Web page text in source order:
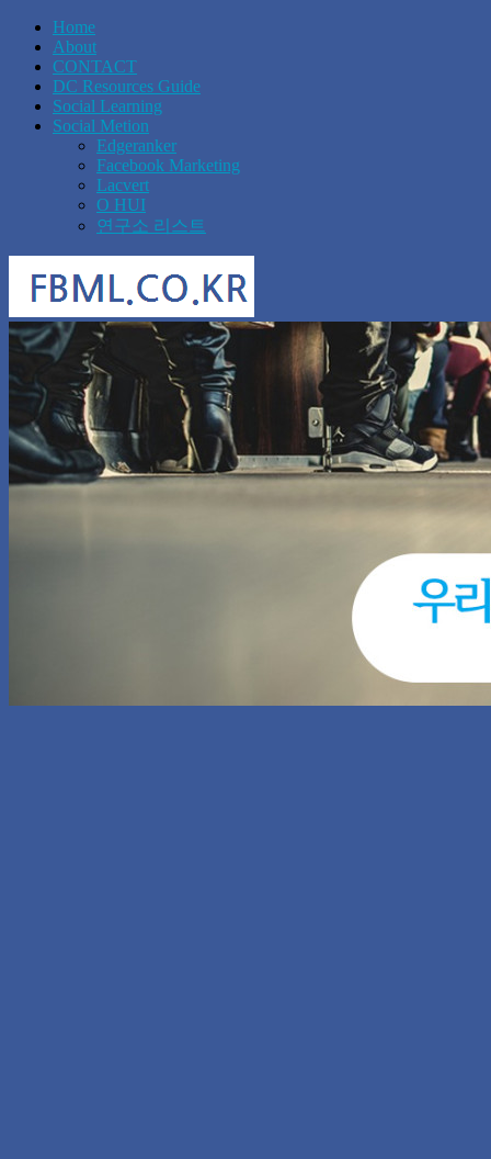
Home
About
CONTACT
DC Resources Guide
Social Learning
Social Metion
Edgeranker
Facebook Marketing
Lacvert
O HUI
연구소 리스트